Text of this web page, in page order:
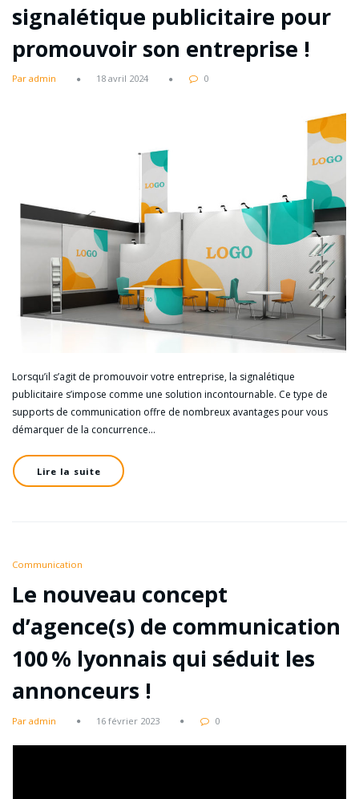
signalétique publicitaire pour
promouvoir son entreprise !
Par admin 18 avril 2024 0
Lorsqu’il s’agit de promouvoir votre entreprise, la signalétique
publicitaire s’impose comme une solution incontournable. Ce type de
supports de communication offre de nombreux avantages pour vous
démarquer de la concurrence…
Lire la suite
Communication
Le nouveau concept
d’agence(s) de communication
100 % lyonnais qui séduit les
annonceurs !
Par admin 16 février 2023 0